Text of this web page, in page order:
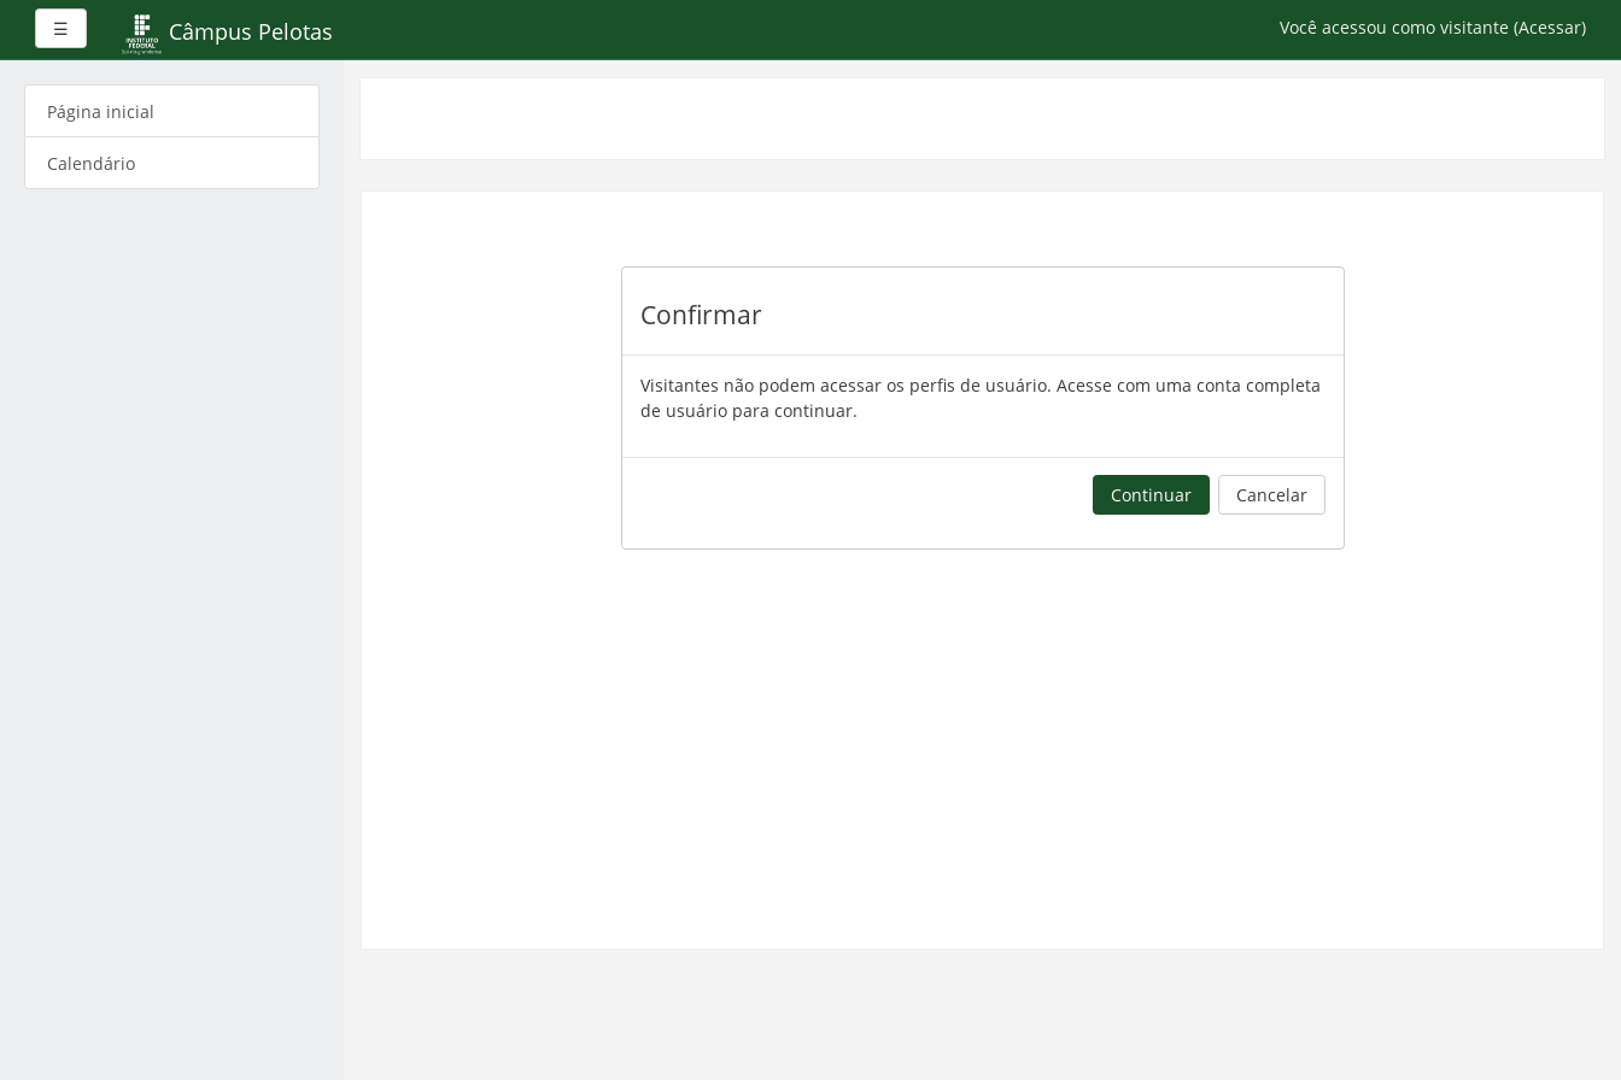
☰ Painel lateralCâmpus Pelotas Você acessou como visitante (Acessar)
Confirmar
Visitantes não podem acessar os perfis de usuário. Acesse com uma conta completa
de usuário para continuar.
Continuar Cancelar
Página inicial
Calendário